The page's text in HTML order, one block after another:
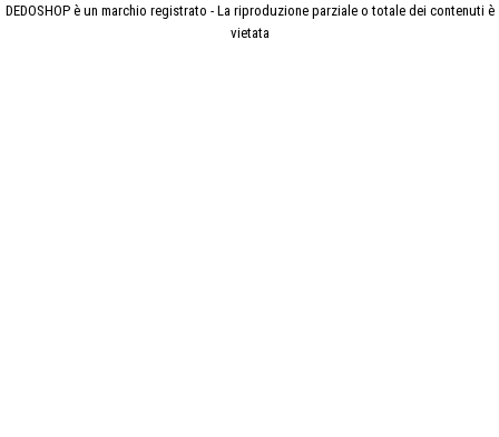
DEDOSHOP è un marchio registrato - La riproduzione parziale o totale dei contenuti è
vietata